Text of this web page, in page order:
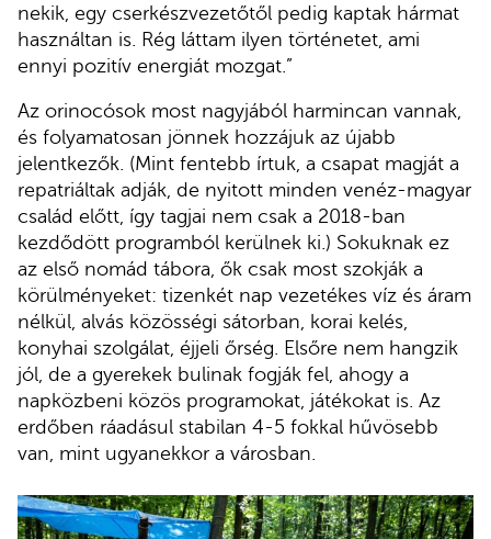
nekik, egy cserkészvezetőtől pedig kaptak hármat
használtan is. Rég láttam ilyen történetet, ami
ennyi pozitív energiát mozgat.”
Az orinocósok most nagyjából harmincan vannak,
és folyamatosan jönnek hozzájuk az újabb
jelentkezők. (Mint fentebb írtuk, a csapat magját a
repatriáltak adják, de nyitott minden venéz-magyar
család előtt, így tagjai nem csak a 2018-ban
kezdődött programból kerülnek ki.) Sokuknak ez
az első nomád tábora, ők csak most szokják a
körülményeket: tizenkét nap vezetékes víz és áram
nélkül, alvás közösségi sátorban, korai kelés,
konyhai szolgálat, éjjeli őrség. Elsőre nem hangzik
jól, de a gyerekek bulinak fogják fel, ahogy a
napközbeni közös programokat, játékokat is. Az
erdőben ráadásul stabilan 4-5 fokkal hűvösebb
van, mint ugyanekkor a városban.